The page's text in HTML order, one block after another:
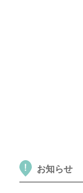
お知らせ